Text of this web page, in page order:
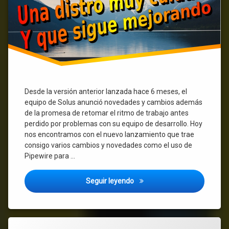
Desde la versión anterior lanzada hace 6 meses, el
equipo de Solus anunció novedades y cambios además
de la promesa de retomar el ritmo de trabajo antes
perdido por problemas con su equipo de desarrollo. Hoy
nos encontramos con el nuevo lanzamiento que trae
consigo varios cambios y novedades como el uso de
Pipewire para …
Seguir leyendo Solus OS 4.5 edición XFCE
rendimiento